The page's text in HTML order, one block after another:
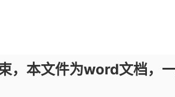
，本文件为word文档，